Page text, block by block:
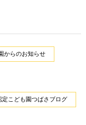
からのお知らせ
定こども園つばさブログ